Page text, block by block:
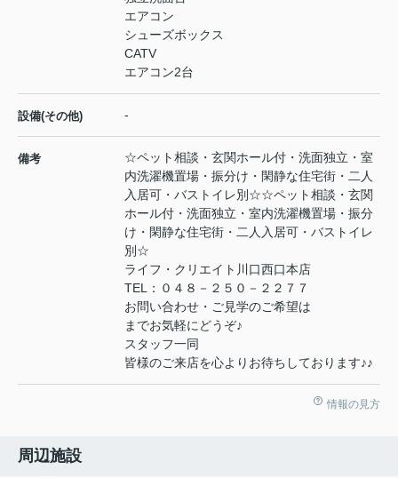
エアコン
シューズボックス
CATV
エアコン2台
設備(その他) -
備考
☆ペット相談・玄関ホール付・洗面独立・室
内洗濯機置場・振分け・閑静な住宅街・二人
入居可・バストイレ別☆☆ペット相談・玄関
ホール付・洗面独立・室内洗濯機置場・振分
け・閑静な住宅街・二人入居可・バストイレ
別☆
ライフ・クリエイト川口西口本店
TEL：０４８－２５０－２２７７
お問い合わせ・ご見学のご希望は
までお気軽にどうぞ♪
スタッフ一同
皆様のご来店を心よりお待ちしております♪♪
情報の見方
周辺施設